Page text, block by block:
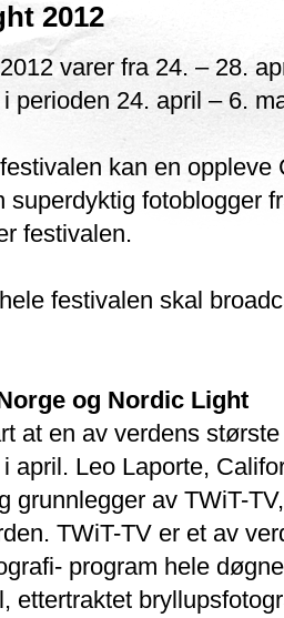
2012
varer fra 24. – 28.
perioden 24. april – 6.
kan en
superdyktig fotoblogger
festivalen.
festivalen skal
og Nordic Light
at en av verdens
april. Leo Laporte,
grunnlegger av TWiT-
TWiT-TV er et av
program hele
ettertraktet